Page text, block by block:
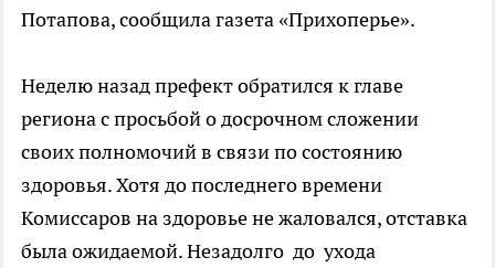
Потапова, сообщила газета «Прихоперье».
Неделю назад префект обратился к главе
региона с просьбой о досрочном сложении
своих полномочий в связи по состоянию
здоровья. Хотя до последнего времени
Комиссаров на здоровье не жаловался, отставка
была ожидаемой. Незадолго до ухода